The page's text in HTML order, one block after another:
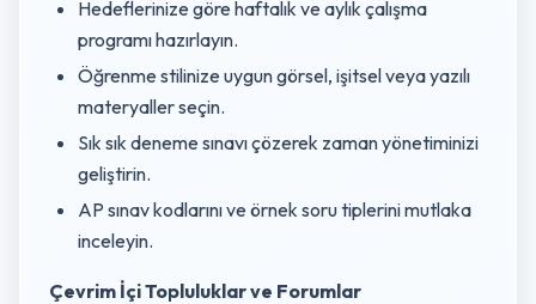
Hedeflerinize göre haftalık ve aylık çalışma
programı hazırlayın.
Öğrenme stilinize uygun görsel, işitsel veya yazılı
materyaller seçin.
Sık sık deneme sınavı çözerek zaman yönetiminizi
geliştirin.
AP sınav kodlarını ve örnek soru tiplerini mutlaka
inceleyin.
Çevrim İçi Topluluklar ve Forumlar